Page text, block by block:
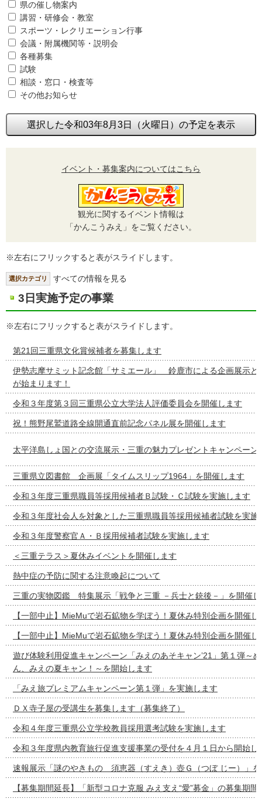
県の催し物案内
講習・研修会・教室
スポーツ・レクリエーション行事
会議・附属機関等・説明会
各種募集
試験
相談・窓口・検査等
その他お知らせ
選択した令和03年8月3日（火曜日）の予定を表示
イベント・募集案内についてはこちら
観光に関するイベント情報は
「かんこうみえ」をご覧ください。
※左右にフリックすると表がスライドします。
選択カテゴリ すべての情報を見る
3日実施予定の事業
※左右にフリックすると表がスライドします。
第21回三重県文化賞候補者を募集します
伊勢志摩サミット記念館「サミエール」 鈴鹿市による企画展示と
が始まります！
令和３年度第３回三重県公立大学法人評価委員会を開催します
祝！熊野尾鷲道路全線開通直前記念パネル展を開催します
太平洋島しょ国との交流展示・三重の魅力プレゼントキャンペーン
三重県立図書館 企画展「タイムスリップ1964」を開催します
令和３年度三重県職員等採用候補者Ｂ試験・Ｃ試験を実施します
令和３年度社会人を対象とした三重県職員等採用候補者試験を実施
令和３年度警察官Ａ・Ｂ採用候補者試験を実施します
＜三重テラス＞夏休みイベントを開催します
熱中症の予防に関する注意喚起について
三重の実物図鑑 特集展示「戦争と三重 －兵士と銃後－」を開催
【一部中止】MieMuで岩石鉱物を学ぼう！夏休み特別企画を開催し
【一部中止】MieMuで岩石鉱物を学ぼう！夏休み特別企画を開催し
遊び体験利用促進キャンペーン「みえのあそキャン’21」第１弾～
ん、みえの夏キャン！～を開始します
「みえ旅プレミアムキャンペーン第１弾」を実施します
ＤＸ寺子屋の受講生を募集します（募集終了）
令和４年度三重県公立学校教員採用選考試験を実施します
令和３年度県内教育旅行促進支援事業の受付を４月１日から開始し
速報展示「謎のやきもの 須恵器（すえき）壺Ｇ（つぼ じー）」
【募集期間延長】「新型コロナ克服 みえ支え“愛”募金」の募集期